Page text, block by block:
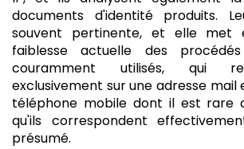
documents d'identité produits.
souvent pertinente, et elle met
faiblesse actuelle des
couramment utilisés, qui
exclusivement sur une adresse mail
téléphone mobile dont il est rare
qu'ils correspondent
présumé.